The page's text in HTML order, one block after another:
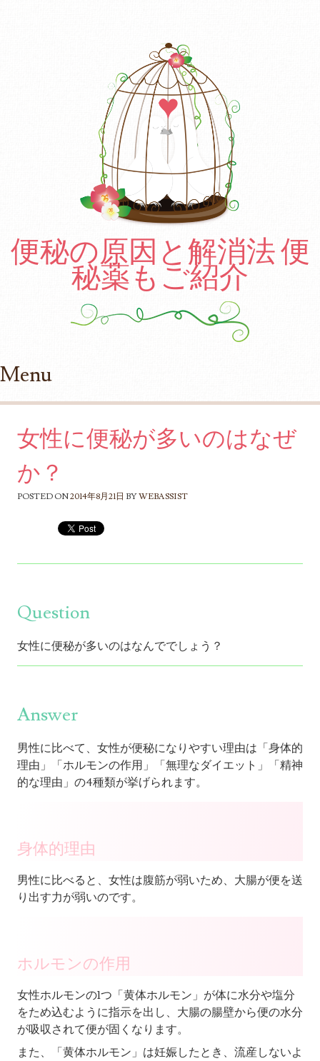
便秘の原因と解消法 便
秘薬もご紹介
Menu
女性に便秘が多いのはなぜ
か？
POSTED ON2014年8月21日 BYWEBASSIST
Question
女性に便秘が多いのはなんででしょう？
Answer
男性に比べて、女性が便秘になりやすい理由は「身体的
理由」「ホルモンの作用」「無理なダイエット」「精神
的な理由」の4種類が挙げられます。
身体的理由
男性に比べると、女性は腹筋が弱いため、大腸が便を送
り出す力が弱いのです。
ホルモンの作用
女性ホルモンの1つ 「黄体ホルモン」 が体に水分や塩分
をため込むように指示を出し、大腸の腸壁から便の水分
が吸収されて便が固くなります。
また、「黄体ホルモン」は妊娠したとき、流産しないよ